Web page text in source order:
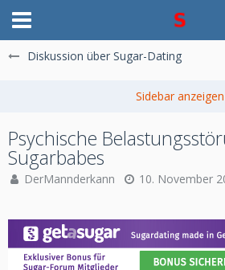
Diskussion über Sugar-Dating
Psychische
Sugarbabes
DerMannderkann 10. November